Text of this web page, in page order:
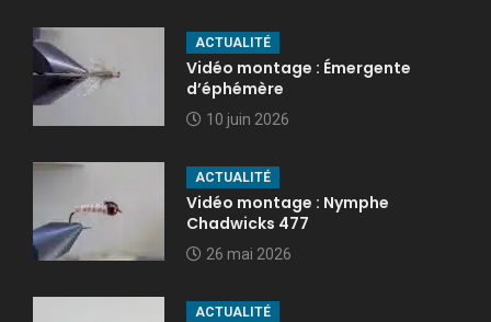
ACTUALITÉ
Vidéo montage : Émergente
d’éphémère
10 juin 2026
ACTUALITÉ
Vidéo montage : Nymphe
Chadwicks 477
26 mai 2026
ACTUALITÉ